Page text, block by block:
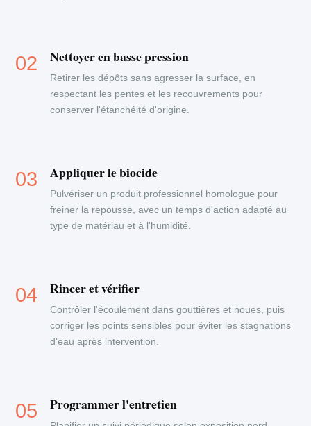
Nettoyer en basse pression
Retirer les dépôts sans agresser la surface, en
respectant les pentes et les recouvrements pour
conserver l'étanchéité d'origine.
Appliquer le biocide
Pulvériser un produit professionnel homologue pour
freiner la repousse, avec un temps d'action adapté au
type de matériau et à l'humidité.
Rincer et vérifier
Contrôler l'écoulement dans gouttières et noues, puis
corriger les points sensibles pour éviter les stagnations
d'eau après intervention.
Programmer l'entretien